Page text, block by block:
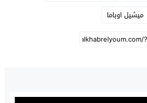
ميشيل اوباما